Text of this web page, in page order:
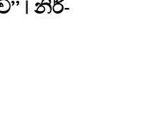
| නිර්-